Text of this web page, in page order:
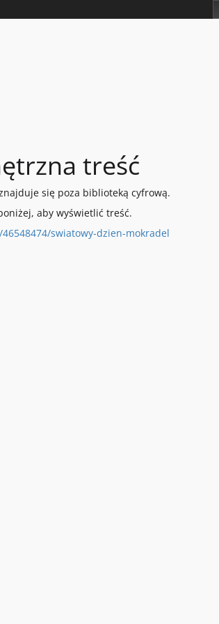
treść
się poza biblioteką cyfrową.
aby wyświetlić treść.
swiatowy-dzien-mokradel